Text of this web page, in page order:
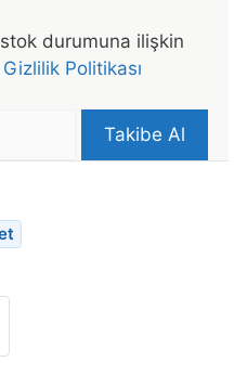
durumuna ilişkin
Gizlilik Politikası
Takibe Al